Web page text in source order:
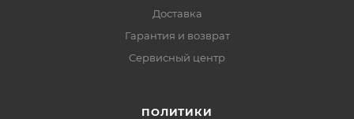
Рабочая температура, °С: от -30 до +50
Габаритные размеры, мм: 148x107x35
Доставка
Гарантия и возврат
Сервисный центр
ПОЛИТИКИ